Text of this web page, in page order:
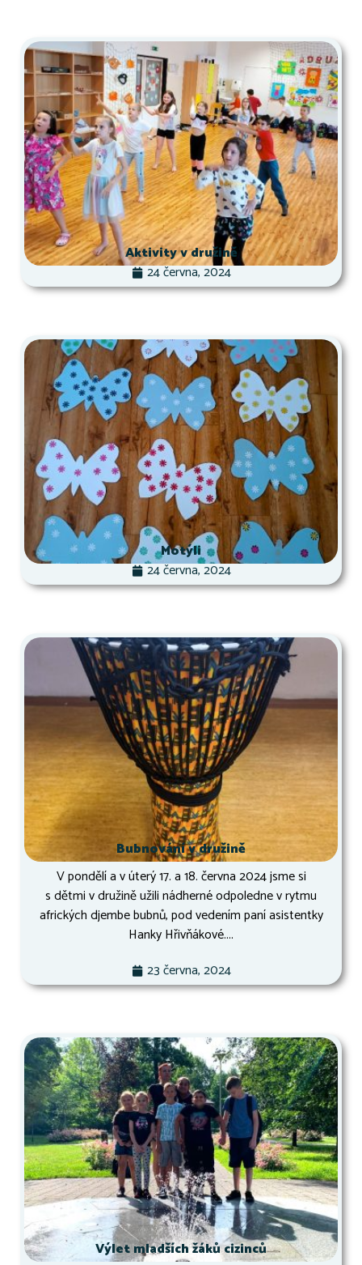
Aktivity v družině
24 června, 2024
Motýli
24 června, 2024
Bubnování v družině
V pondělí a v úterý 17. a 18. června 2024 jsme si
s dětmi v družině užili nádherné odpoledne v rytmu
afrických djembe bubnů, pod vedením paní asistentky
Hanky Hřivňákové....
23 června, 2024
Výlet mladších žáků cizinců